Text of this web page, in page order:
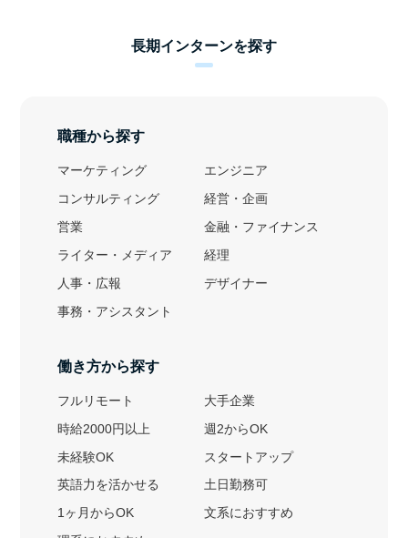
長期インターンを探す
職種から探す
マーケティング エンジニア
コンサルティング 経営・企画
営業 金融・ファイナンス
ライター・メディア 経理
人事・広報 デザイナー
事務・アシスタント
働き方から探す
フルリモート 大手企業
時給2000円以上 週2からOK
未経験OK スタートアップ
英語力を活かせる 土日勤務可
1ヶ月からOK 文系におすすめ